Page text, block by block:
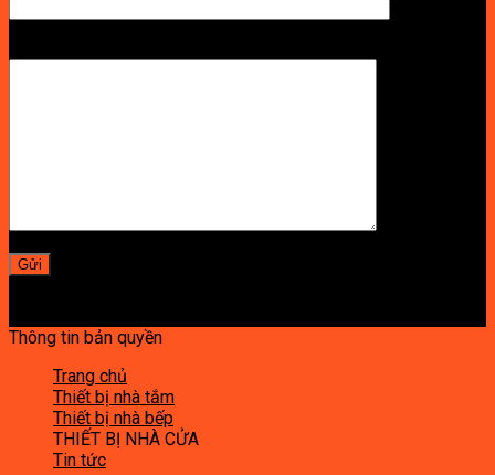
Thông tin bản quyền
Trang chủ
Thiết bị nhà tắm
Thiết bị nhà bếp
THIẾT BỊ NHÀ CỬA
Tin tức